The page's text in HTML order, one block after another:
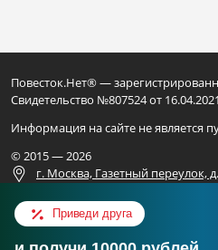
Приведи друга
г. Москва, Газетный переулок,
Для официальных запросов
Повесток.Нет® —
Свидетельство №807524 от 16.04.2021
Информация на сайте не является
© 2015 — 2026